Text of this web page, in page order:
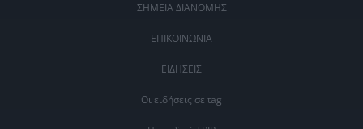
ΣΗΜΕΙΑ ΔΙΑΝΟΜΗΣ
ΕΠΙΚΟΙΝΩΝΙΑ
ΕΙΔΗΣΕΙΣ
Οι ειδήσεις σε tag